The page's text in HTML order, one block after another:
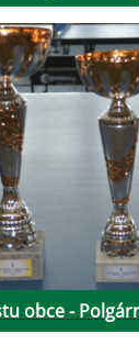
obce -